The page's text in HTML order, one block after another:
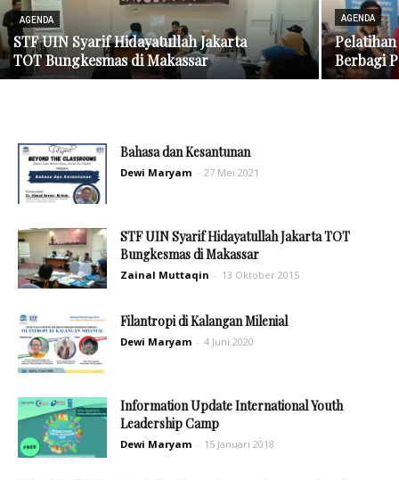
AGENDA
STF UIN Syarif Hidayatullah Jakarta
TOT Bungkesmas di Makassar
AGENDA
Berbagi
Bahasa dan Kesantunan
Dewi Maryam - 27 Mei 2021
STF UIN Syarif Hidayatullah Jakarta TOT
Bungkesmas di Makassar
Zainal Muttaqin - 13 Oktober 2015
Filantropi di Kalangan Milenial
Dewi Maryam - 4 Juni 2020
Information Update International Youth
Leadership Camp
Dewi Maryam - 15 Januari 2018